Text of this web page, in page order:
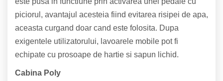
piciorul, avantajul acesteia fiind evitarea risipei de apa,
aceasta curgand doar cand este folosita. Dupa
exigentele utilizatorului, lavoarele mobile pot fi
echipate cu prosoape de hartie si sapun lichid.
Cabina Poly